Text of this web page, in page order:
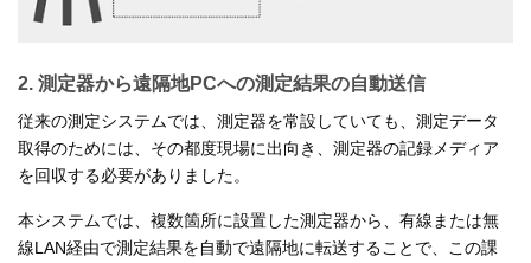
2. 測定器から遠隔地PCへの測定結果の自動送信
従来の測定システムでは、測定器を常設していても、測定データ
取得のためには、その都度現場に出向き、測定器の記録メディア
を回収する必要がありました。
本システムでは、複数箇所に設置した測定器から、有線または無
線LAN経由で測定結果を自動で遠隔地に転送することで、この課